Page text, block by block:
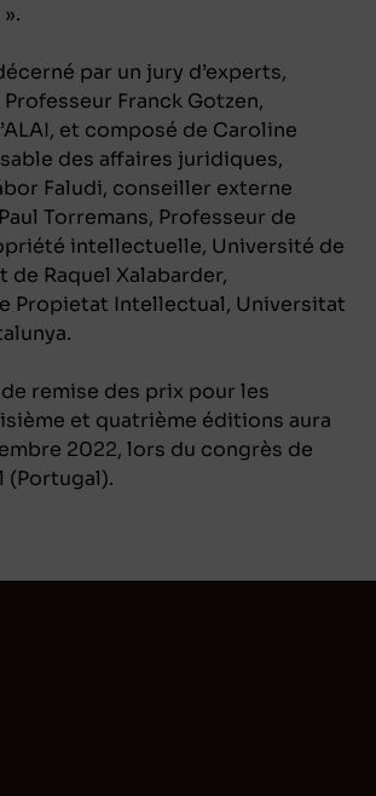
par un jury d’experts,
Franck Gotzen,
et composé de Caroline
des affaires juridiques,
Faludi, conseiller externe
Torremans, Professeur de
intellectuelle, Université de
de Raquel Xalabarder,
Propietat Intellectual, Universitat
remise des prix pour les
et quatrième éditions aura
2022, lors du congrès de
(Portugal).